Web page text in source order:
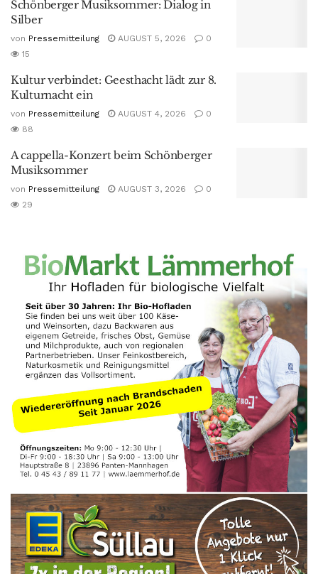
Schönberger Musiksommer: Dialog in
Silber
von Pressemitteilung AUGUST 5, 2026
0
15
Kultur verbindet: Geesthacht lädt zur 8.
Kulturnacht ein
von Pressemitteilung AUGUST 4, 2026
0
88
A cappella-Konzert beim Schönberger
Musiksommer
von Pressemitteilung AUGUST 3, 2026
0
29